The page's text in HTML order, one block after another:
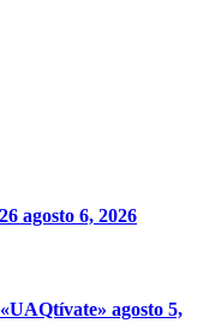
agosto 6, 2026
agosto 5,